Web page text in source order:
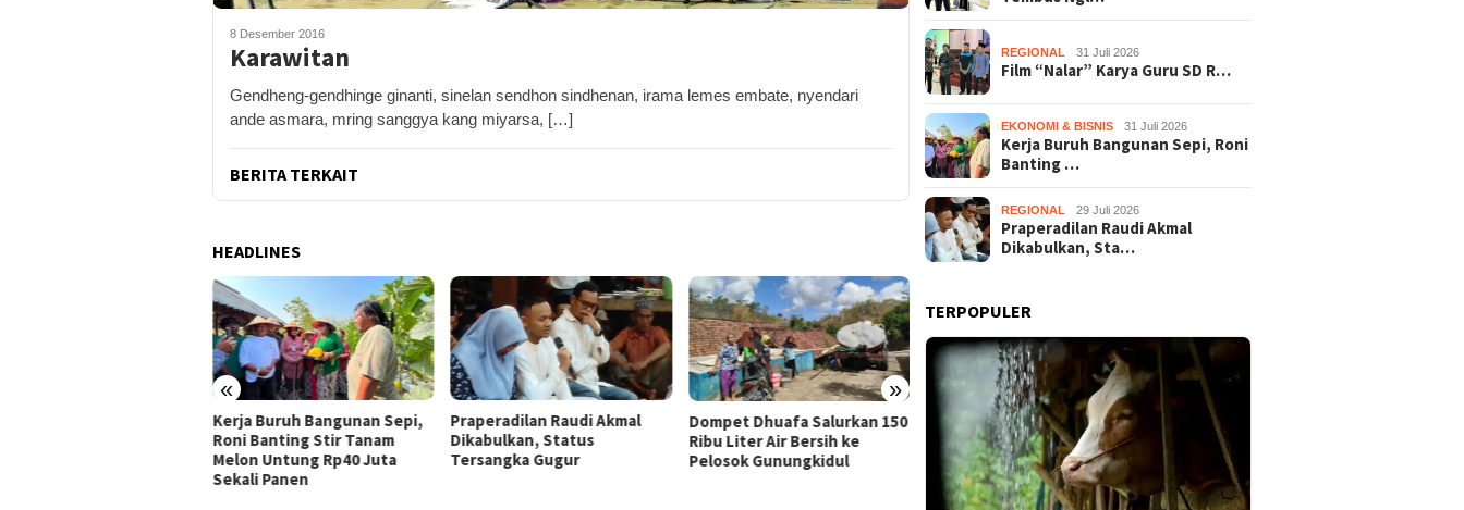
8 Desember 2016
Karawitan
Gendheng-gendhinge ginanti, sinelan sendhon sindhenan, irama lemes embate, nyendari
ande asmara, mring sanggya kang miyarsa, […]
BERITA TERKAIT
HEADLINES
« »
Praperadilan Raudi Akmal
Dikabulkan, Status
Tersangka Gugur
Dompet Dhuafa Salurkan 150
Ribu Liter Air Bersih ke
Pelosok Gunungkidul
Pemkab Gunungkidul Dorong
Tol Tembus Nglanggeran,
Bahas Akses Jalan hingga
Film “Nalar” Karya Guru SD
Raih Juara 1 Lomba Video
Literasi Gunungkidul 2026
Kerja Buruh Bangunan Sepi,
Roni Banting Stir Tanam
Melon Untung Rp40 Juta
Sekali Panen
REGIONAL 31 Juli 2026
Film “Nalar” Karya Guru SD R…
EKONOMI & BISNIS 31 Juli 2026
Kerja Buruh Bangunan Sepi, Roni
Banting …
REGIONAL 29 Juli 2026
Praperadilan Raudi Akmal
Dikabulkan, Sta…
TERPOPULER